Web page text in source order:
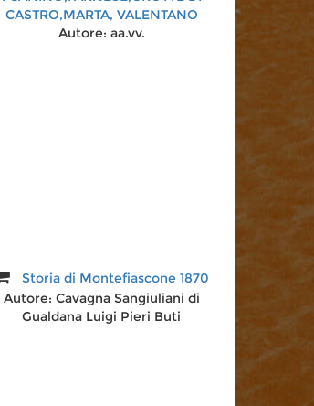
CASTRO,MARTA, VALENTANO
Autore: aa.vv.
Storia di Montefiascone 1870
Autore: Cavagna Sangiuliani di
Gualdana Luigi Pieri Buti